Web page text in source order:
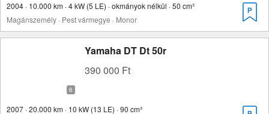
2004 · 10.000 km · 4 kW (5 LE) · okmányok nélkül · 50 cm³
Magánszemély · Pest vármegye · Monor
Yamaha DT Dt 50r
390 000 Ft
2007 · 20.000 km · 10 kW (13 LE) · 90 cm³